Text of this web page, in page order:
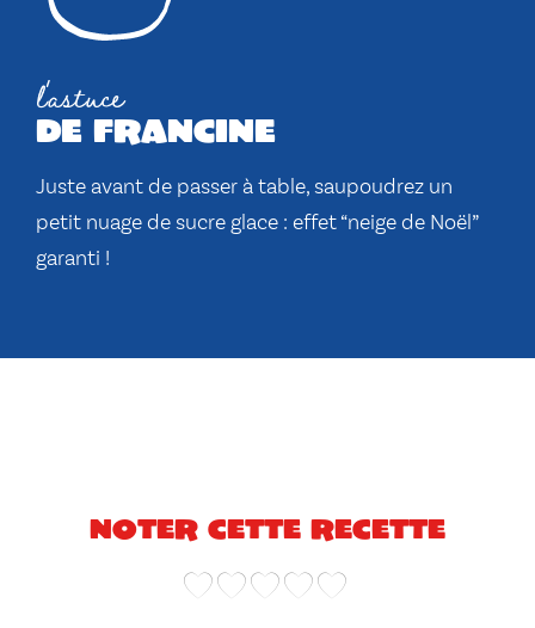
l'astuce
de francine
Juste avant de passer à table, saupoudrez un
petit nuage de sucre glace : effet “neige de Noël”
garanti !
Noter cette recette